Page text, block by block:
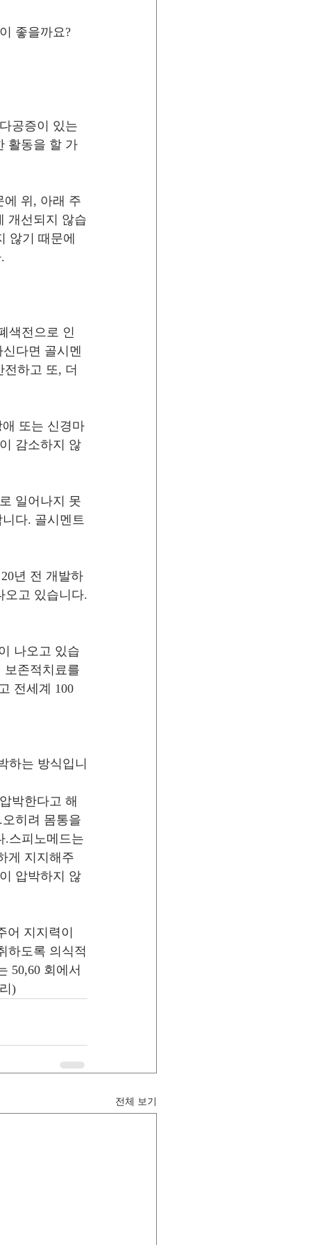
좋을까요?
공증이 있는
활동을 할 가
에 위, 아래 주
개선되지 않습
않기 때문에
색전으로 인
다면 골시멘
하고 또, 더
애 또는 신경마
감소하지 않
일어나지 못
다. 골시멘트
년 전 개발하
오고 있습니다.
나오고 있습
보존적치료를
전세계 100
하는 방식입니
박한다고 해
히려 몸통을
.스피노메드는
게 지지해주
압박하지 않
어 지지력이
하도록 의식적
50,60 회에서
)
전체 보기